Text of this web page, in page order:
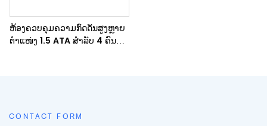
ຫ້ອງຄວບຄຸມຄວາມກົດດັນສູງຫຼາຍ
ຕຳແໜ່ງ 1.5 ATA ສຳລັບ 4 ຄົນ
CONTACT FORM